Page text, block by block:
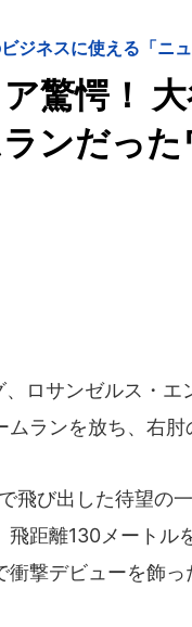
ジネスに使える「ニュ
驚愕！
ンだった
ロサンゼルス・エ
ムランを放ち、右
飛び出した待望の
飛距離130メートル
衝撃デビューを飾っ